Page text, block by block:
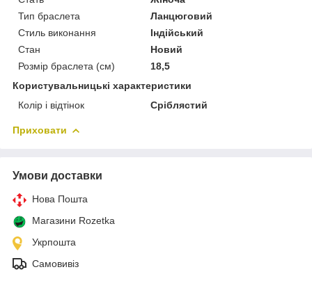
Тип браслета
Ланцюговий
Стиль виконання
Індійський
Стан
Новий
Розмір браслета (см)
18,5
Користувальницькі характеристики
Колір і відтінок
Сріблястий
Приховати
Умови доставки
Нова Пошта
Магазини Rozetka
Укрпошта
Самовивіз